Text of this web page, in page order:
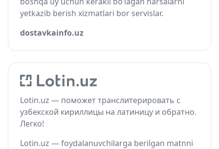
yetkazib berish xizmatlari bor servislar.
dostavkainfo.uz
Lotin.uz — поможет транслитерировать с
узбекской кириллицы на латиницу и обратно.
Легко!
Lotin.uz — foydalanuvchilarga berilgan matnni